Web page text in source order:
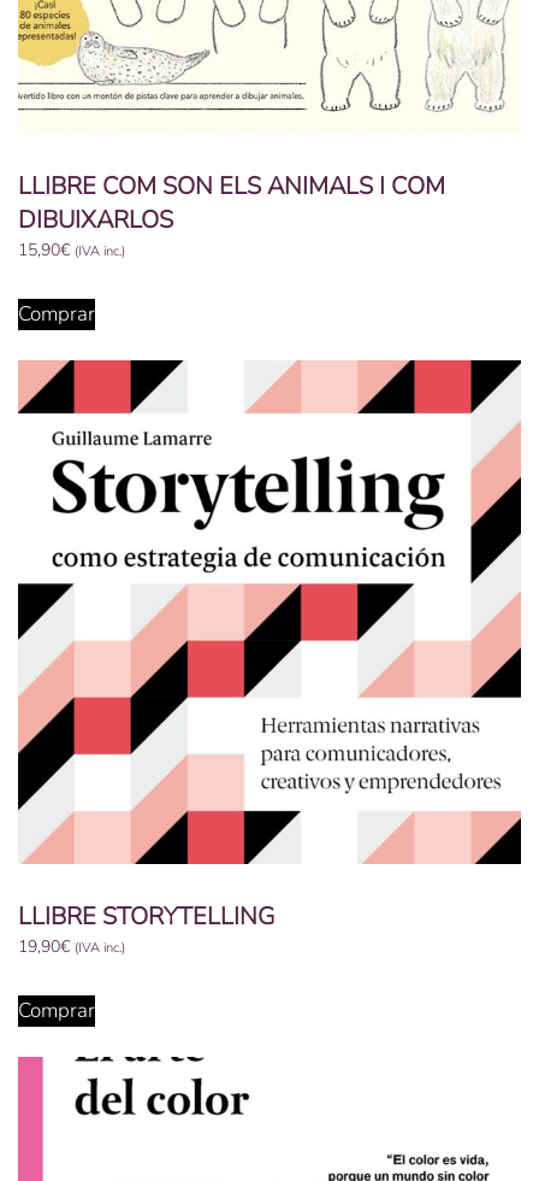
LLIBRE COM SON ELS ANIMALS I COM
DIBUIXARLOS
15,90€ (IVA inc.)
Comprar
LLIBRE STORYTELLING
19,90€ (IVA inc.)
Comprar